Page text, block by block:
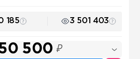
185 3 501 403
500 ₽